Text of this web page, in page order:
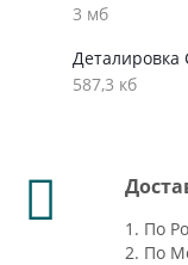
3 мб
Деталировка
587,3 кб
1. По
2. По